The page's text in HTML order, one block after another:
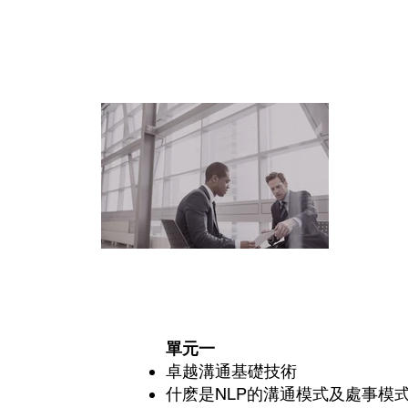
單元一
卓越溝通基礎技術
什麽是NLP的溝通模式及處事模